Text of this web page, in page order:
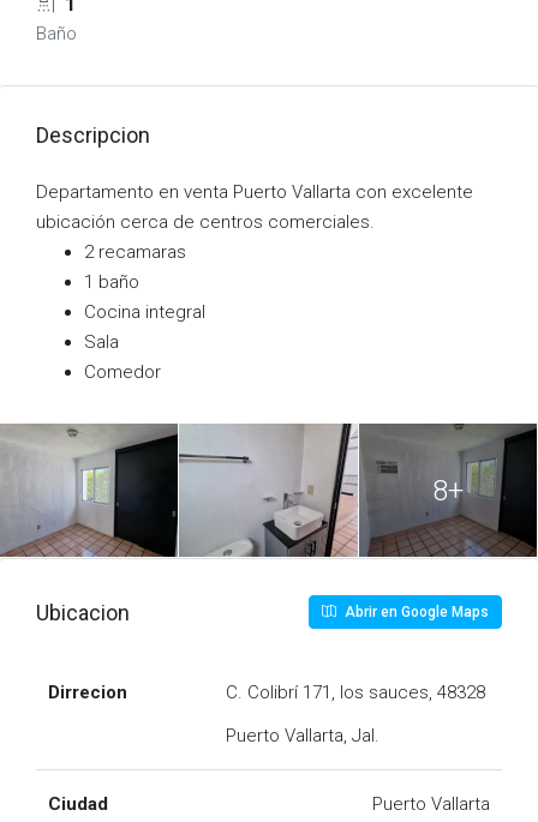
Baño
Descripcion
Departamento en venta Puerto Vallarta con excelente
ubicación cerca de centros comerciales.
2 recamaras
1 baño
Cocina integral
Sala
Comedor
8+
Ubicacion Abrir en Google Maps
Dirrecion
C. Colibrí 171, los sauces, 48328
Puerto Vallarta, Jal.
Ciudad Puerto Vallarta